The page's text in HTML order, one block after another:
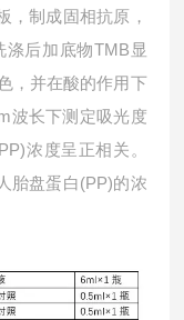
，制成固相抗原，
后加底物TMB显
，并在酸的作用下
波长下测定吸光度
浓度呈正相关。
人胎盘蛋白(PP)的浓